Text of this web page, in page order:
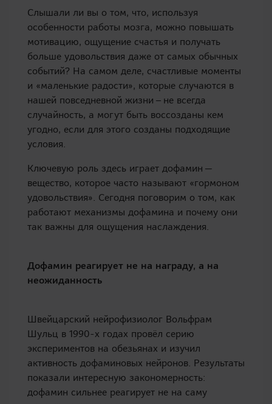
Слышали ли вы о том, что, используя
особенности работы мозга, можно повышать
мотивацию, ощущение счастья и получать
больше удовольствия даже от самых обычных
событий? На самом деле, счастливые моменты
и «маленькие радости», которые случаются в
нашей повседневной жизни – не всегда
случайность, а могут быть воссозданы кем
угодно, если для этого созданы подходящие
условия.
Ключевую роль здесь играет дофамин —
вещество, которое часто называют «гормоном
удовольствия». Сегодня поговорим о том, как
работают механизмы дофамина и почему они
так важны для ощущения наслаждения.
Дофамин реагирует не на награду, а на
неожиданность
Швейцарский нейрофизиолог Вольфрам
Шульц в 1990-х годах провёл серию
экспериментов на обезьянах и изучил
активность дофаминовых нейронов. Результаты
показали интересную закономерность:
дофамин сильнее реагирует не на саму